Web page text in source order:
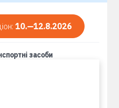
10.—12.8.2026
засоби